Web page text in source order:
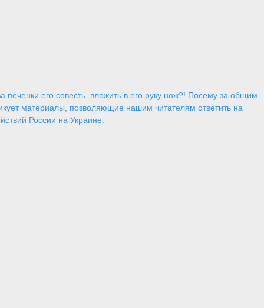
его совесть, вложить в его руку нож?! Посему за общим
материалы, позволяющие нашим читателям ответить на
России на Украине.